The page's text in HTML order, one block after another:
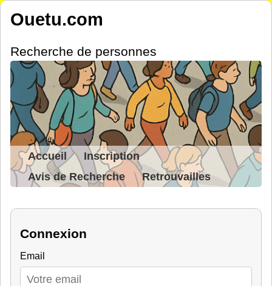
Ouetu.com
Recherche de personnes
Accueil
Inscription
Avis de Recherche
Retrouvailles
Connexion
Email